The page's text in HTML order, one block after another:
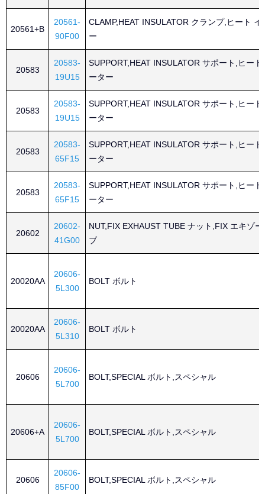
20561+B
20561-
90F00
CLAMP,HEAT INSULATOR クランプ,ヒート
ー
20583
20583-
19U15
SUPPORT,HEAT INSULATOR サポート,ヒー
ーター
20583
20583-
19U15
SUPPORT,HEAT INSULATOR サポート,ヒー
ーター
20583
20583-
65F15
SUPPORT,HEAT INSULATOR サポート,ヒー
ーター
20583
20583-
65F15
SUPPORT,HEAT INSULATOR サポート,ヒー
ーター
20602
20602-
41G00
NUT,FIX EXHAUST TUBE ナット,FIX エキゾ
ブ
20020AA
20606-
5L300
BOLT ボルト
20020AA
20606-
5L310
BOLT ボルト
20606
20606-
5L700
BOLT,SPECIAL ボルト,スペシャル
20606+A
20606-
5L700
BOLT,SPECIAL ボルト,スペシャル
20606
20606-
85F00
BOLT,SPECIAL ボルト,スペシャル